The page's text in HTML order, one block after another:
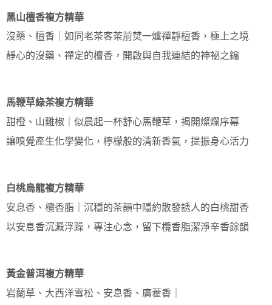
黑山檀香複方精華
沒藥、檀香｜如同老茶客茶前焚一爐禪靜檀香，極上之境
靜心的沒藥、禪定的檀香，開啟與自我連結的神祕之鑰
馬鞭草綠茶複方精華
甜橙、山雞椒｜似晨起一杯舒心馬鞭草，揭開燦爛序幕
讓嗅覺產生化學變化，檸檬般的清新香氣，提振身心活力
白桃烏龍複方精華
安息香、欖香脂｜沉穩的茶韻中隱約散發誘人的白桃甜香
以安息香沉澱浮躁，專注心念，留下欖香脂潔淨辛香餘韻
黃金普洱複方精華
岩蘭草、大西洋雪松、安息香、廣藿香｜